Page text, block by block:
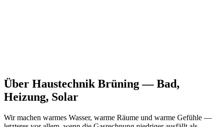
Über Haustechnik Brüning — Bad,
Heizung, Solar
Wir machen warmes Wasser, warme Räume und warme Gefühle —